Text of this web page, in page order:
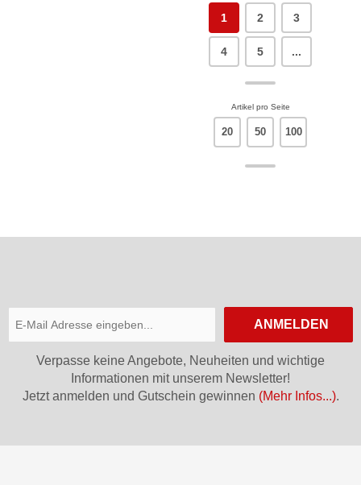
1 2 3
4 5 ...
Artikel pro Seite
20 50 100
ANMELDEN
Verpasse keine Angebote, Neuheiten und wichtige
Informationen mit unserem Newsletter!
Jetzt anmelden und Gutschein gewinnen (Mehr Infos...).